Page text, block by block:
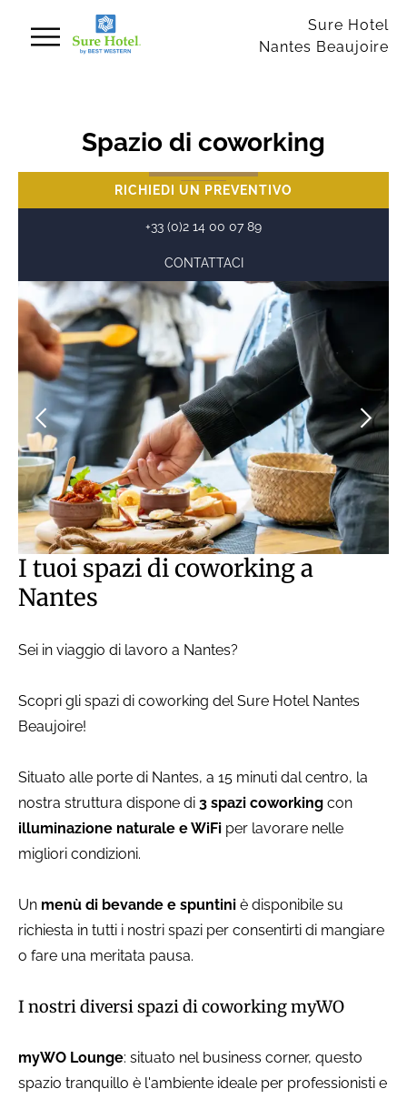
Sure Hotel
Nantes Beaujoire
Spazio di coworking
RICHIEDI UN PREVENTIVO
+33 (0)2 14 00 07 89
CONTATTACI
I tuoi spazi di coworking a
Nantes
Sei in viaggio di lavoro a Nantes?
Scopri gli spazi di coworking del Sure Hotel Nantes
Beaujoire!
Situato alle porte di Nantes, a 15 minuti dal centro, la
nostra struttura dispone di 3 spazi coworking con
illuminazione naturale e WiFi per lavorare nelle
migliori condizioni.
Un menù di bevande e spuntini è disponibile su
richiesta in tutti i nostri spazi per consentirti di mangiare
o fare una meritata pausa.
I nostri diversi spazi di coworking myWO
myWO Lounge: situato nel business corner, questo
spazio tranquillo è l'ambiente ideale per professionisti e